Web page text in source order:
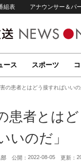
組表 アナウンサー＆パ
ース スポーツ
の患者とはどう接すればいい
患者とは
いのだ」
部 公開： 2022-08-05 更新：